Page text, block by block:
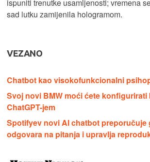
ispuniti trenutke usamljenosti; vremena
sad lutku zamijenila hologramom.
VEZANO
Chatbot kao visokofunkcionalni
Svoj novi BMW moći ćete
ChatGPT-jem
Spotifyev novi AI chatbot preporučuje
odgovara na pitanja i upravlja